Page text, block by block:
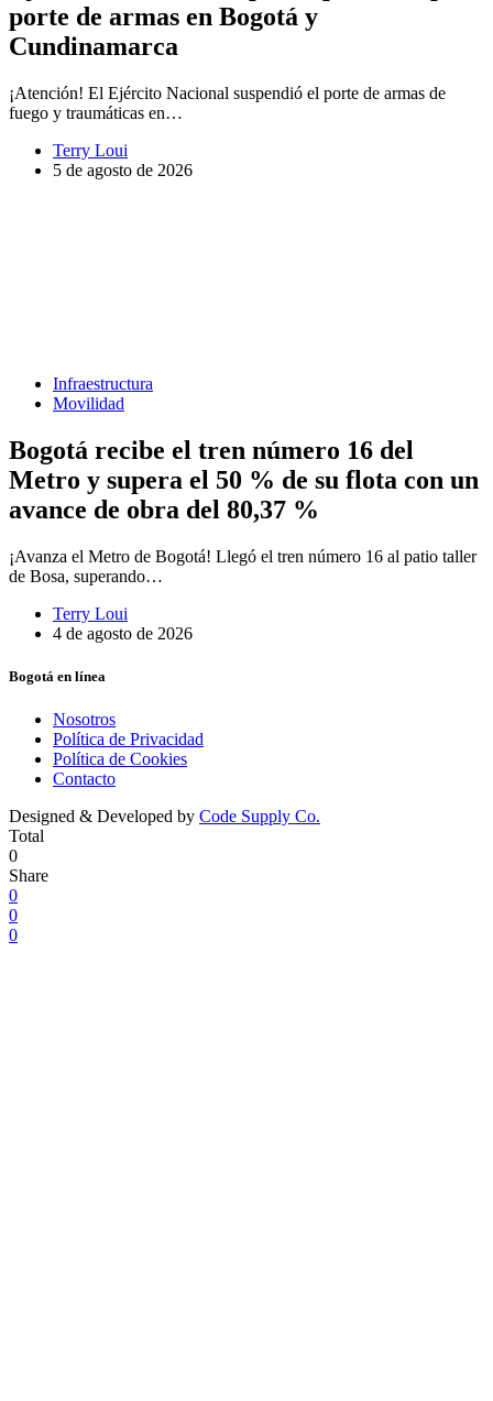
porte de armas en Bogotá y
Cundinamarca
¡Atención! El Ejército Nacional suspendió el porte de armas de
fuego y traumáticas en…
Terry Loui
5 de agosto de 2026
Infraestructura
Movilidad
Bogotá recibe el tren número 16 del
Metro y supera el 50 % de su flota con un
avance de obra del 80,37 %
¡Avanza el Metro de Bogotá! Llegó el tren número 16 al patio taller
de Bosa, superando…
Terry Loui
4 de agosto de 2026
Bogotá en línea
Nosotros
Política de Privacidad
Política de Cookies
Contacto
Designed & Developed by Code Supply Co.
Total
0
Share
0
0
0